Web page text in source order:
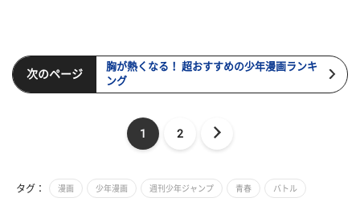
次のページ
胸が熱くなる！ 超おすすめの少年漫画ランキ
ング
1 2
タグ： 漫画 少年漫画 週刊少年ジャンプ 青春 バトル